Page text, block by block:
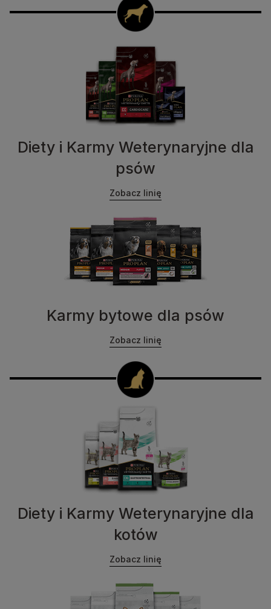
Diety i Karmy Weterynaryjne dla
psów
Zobacz linię
Karmy bytowe dla psów
Zobacz linię
Diety i Karmy Weterynaryjne dla
kotów
Zobacz linię